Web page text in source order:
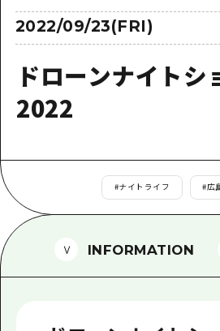
学び・体験
歴史・文化
宮島周辺
山口県東部
半日
1泊2日
山口県東部
愛媛県
島根県
施設の混雑状況
手荷物預かり・
観光案内所
広島県を訪れる外
ボランティアガ
ユニバーサルツ
お問い合わせ
事業者・学校関係
2022/09/23(FRI)
ドローンナイトシ
2022
#ナイトライフ #広
INFORMATION